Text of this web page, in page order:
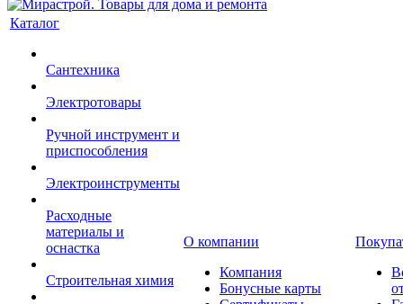
Каталог
Сантехника
Электротовары
Ручной инструмент и
приспособления
Электроинструменты
Расходные
материалы и
оснастка
Строительная химия
О компании
Компания
Бонусные карты